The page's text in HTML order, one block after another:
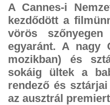
A Cannes-i
kezdődött a
vörös
egyaránt. A nagy
mozikban) és
sokáig ültek a
rendező és
az ausztrál